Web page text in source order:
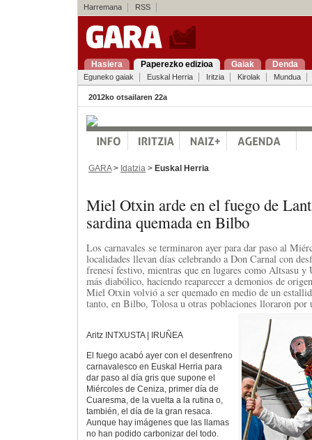
Harremana RSS
Hasiera Paperezko edizioa Gaiak Denda
Eguneko gaiak Euskal Herria Iritzia Kirolak Mundua
2012ko otsailaren 22a
GARA> Idatzia > Euskal Herria
Miel Otxin arde en el fuego de
sardina quemada en Bilbo
Los carnavales se terminaron ayer para dar paso al
localidades llevan días celebrando a Don Carnal con
frenesí festivo, mientras que en lugares como Altsasu y
más diabólico, haciendo reaparecer a demonios de
Miel Otxin volvió a ser quemado en medio de un
tanto, en Bilbo, Tolosa u otras poblaciones lloraron por
Aritz INTXUSTA | IRUÑEA
El fuego acabó ayer con el desenfreno
carnavalesco en Euskal Herria para
dar paso al día gris que supone el
Miércoles de Ceniza, primer día de
Cuaresma, de la vuelta a la rutina o,
también, el día de la gran resaca.
Aunque hay imágenes que las llamas
no han podido carbonizar del todo.